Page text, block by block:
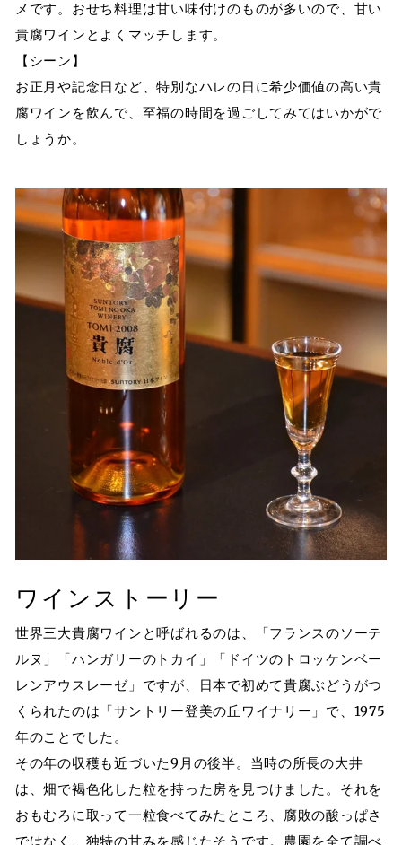
メです。おせち料理は甘い味付けのものが多いので、甘い
貴腐ワインとよくマッチします。
【シーン】
お正月や記念日など、特別なハレの日に希少価値の高い貴
腐ワインを飲んで、至福の時間を過ごしてみてはいかがで
しょうか。
ワインストーリー
世界三大貴腐ワインと呼ばれるのは、「フランスのソーテ
ルヌ」「ハンガリーのトカイ」「ドイツのトロッケンベー
レンアウスレーゼ」ですが、日本で初めて貴腐ぶどうがつ
くられたのは「サントリー登美の丘ワイナリー」で、1975
年のことでした。
その年の収穫も近づいた9月の後半。当時の所長の大井
は、畑で褐色化した粒を持った房を見つけました。それを
おもむろに取って一粒食べてみたところ、腐敗の酸っぱさ
ではなく、独特の甘みを感じたそうです。農園を全て調べ